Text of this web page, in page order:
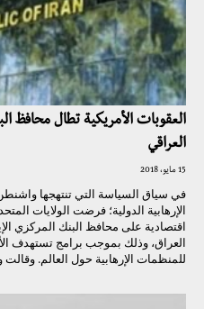
العقوبات الأمريكية تطال محافظ
العراقي
15 مايو، 2018
في سياق السياسة التي تنتهجها
الإرهابية الدولية؛ فرضت الولايات
اقتصادية على محافظ البنك المركزي
العراق، وذلك بموجب برامج تستهدف
للمنظمات الإرهابية حول العالم. وقالت